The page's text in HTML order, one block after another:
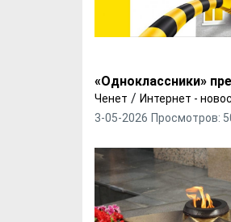
«Одноклассники»
Ченет / Интернет -
3-05-2026 Просмотров: